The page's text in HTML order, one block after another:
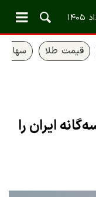
قیمت طلا سهام
ایران را